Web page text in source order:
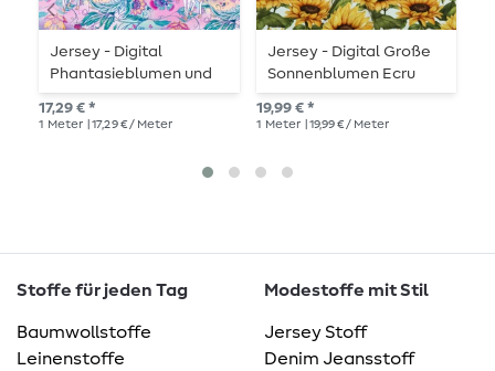
Jersey - Digital
Phantasieblumen und
Einhörner Lila
17,29 € *
1 Meter | 17,29 € / Meter
Jersey - Digital Große
Sonnenblumen Ecru
19,99 € *
1 Meter | 19,99 € / Meter
Stoffe für jeden Tag
Baumwollstoffe
Leinenstoffe
Modestoffe mit Stil
Jersey Stoff
Denim Jeansstoff